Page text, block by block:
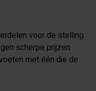
voor de stelling
scherpe prijzen.
met één die de